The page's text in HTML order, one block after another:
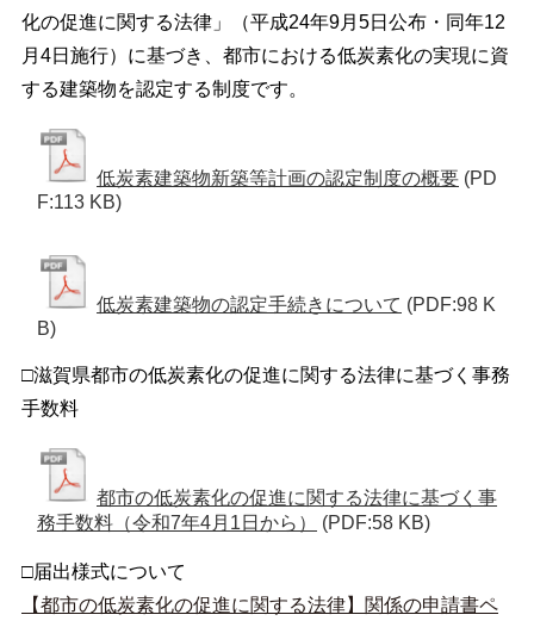
化の促進に関する法律」（平成24年9月5日公布・同年12
月4日施行）に基づき、都市における低炭素化の実現に資
する建築物を認定する制度です。
低炭素建築物新築等計画の認定制度の概要 (PD
F:113 KB)
低炭素建築物の認定手続きについて (PDF:98 K
B)
□滋賀県都市の低炭素化の促進に関する法律に基づく事務
手数料
都市の低炭素化の促進に関する法律に基づく事
務手数料（令和7年4月1日から）
(PDF:58 KB)
□届出様式について
【都市の低炭素化の促進に関する法律】関係の申請書ペ